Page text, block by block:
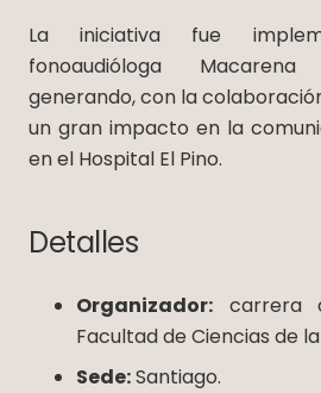
La iniciativa fue
fonoaudióloga
generando, con la
un gran impacto en la
en el Hospital El Pino.
Detalles
Organizador: carrera
Facultad de Ciencias de
Sede:Santiago.